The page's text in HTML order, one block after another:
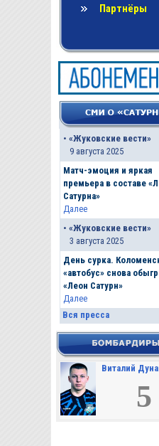
Партнёры
• «Жуковские вести»
9 августа 2025
Матч-эмоция и яркая
премьера в составе
Сатурна»
Далее
• «Жуковские вести»
3 августа 2025
День сурка.
«автобус» снова
«Леон Сатурн»
Далее
Вся пресса
Виталий
5